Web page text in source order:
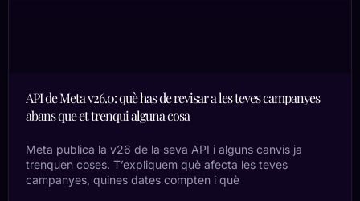
API de Meta v26.0: què has de revisar a les teves campanyes
abans que et trenqui alguna cosa
Meta publica la v26 de la seva API i alguns canvis ja
trenquen coses. T’expliquem què afecta les teves
campanyes, quines dates compten i què